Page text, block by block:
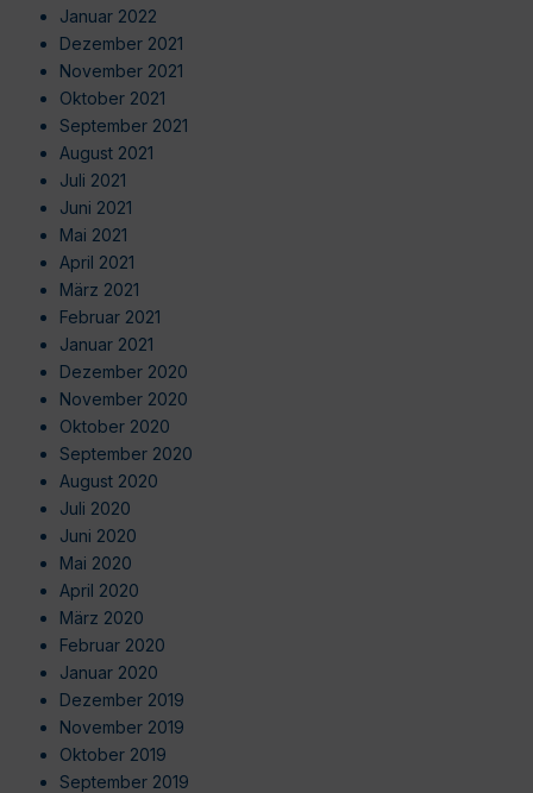
Januar 2022
Dezember 2021
November 2021
Oktober 2021
September 2021
August 2021
Juli 2021
Juni 2021
Mai 2021
April 2021
März 2021
Februar 2021
Januar 2021
Dezember 2020
November 2020
Oktober 2020
September 2020
August 2020
Juli 2020
Juni 2020
Mai 2020
April 2020
März 2020
Februar 2020
Januar 2020
Dezember 2019
November 2019
Oktober 2019
September 2019